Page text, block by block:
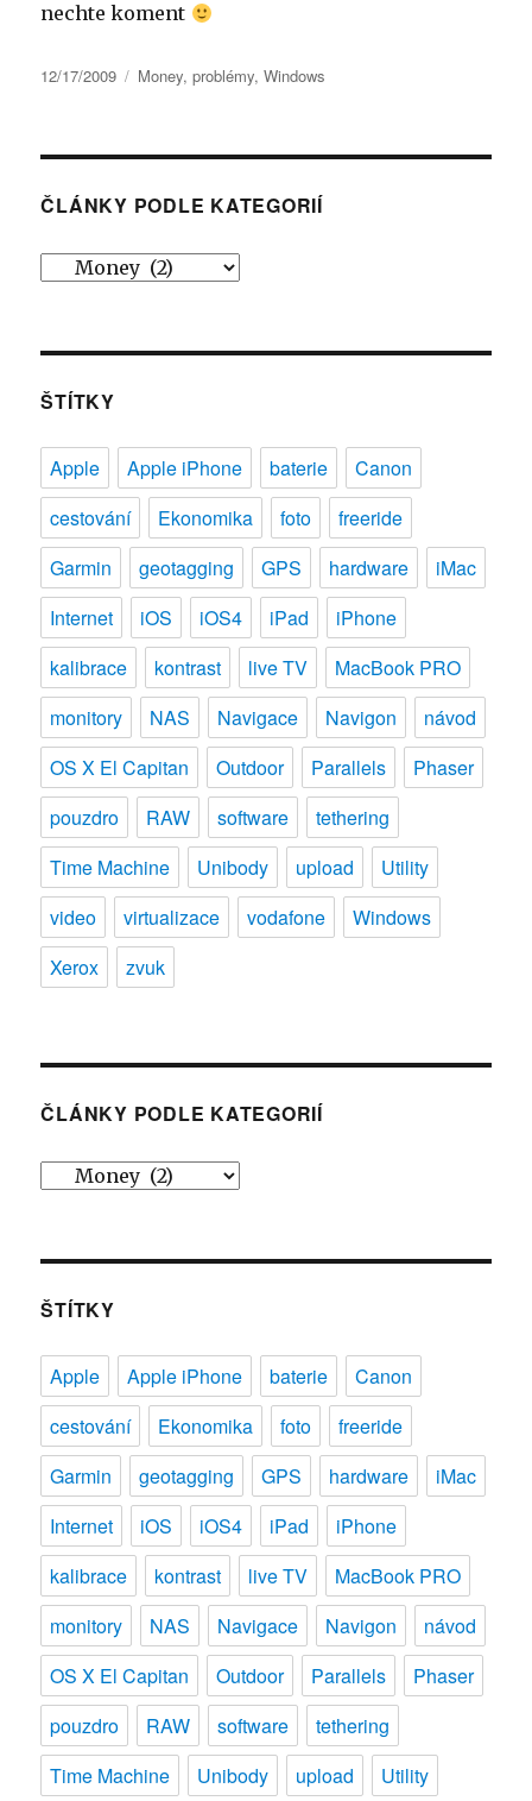
nechte koment
Publikováno:
12/17/2009 Rubriky:
Money,problémy,Windows
ČLÁNKY PODLE KATEGORIÍ
Články
ŠTÍTKY
Apple Apple iPhone baterie
Canon
cestování
Ekonomika foto
freeride
Garmin
geotagging GPS hardware
iMac
Internet
iOS iOS4 iPad
iPhone
kalibrace
kontrast live TV
MacBook PRO
monitory
NAS Navigace Navigon
návod
OS X El Capitan
Outdoor Parallels
Phaser
pouzdro
RAW software
tethering
Time Machine
Unibody upload
Utility
video
virtualizace vodafone
Windows
Xerox
zvuk
ČLÁNKY PODLE KATEGORIÍ
Články
ŠTÍTKY
Apple Apple iPhone baterie
Canon
cestování
Ekonomika foto
freeride
Garmin
geotagging GPS hardware
iMac
Internet
iOS iOS4 iPad
iPhone
kalibrace
kontrast live TV
MacBook PRO
monitory
NAS Navigace Navigon
návod
OS X El Capitan
Outdoor Parallels
Phaser
pouzdro
RAW software
tethering
Time Machine
Unibody upload Utility